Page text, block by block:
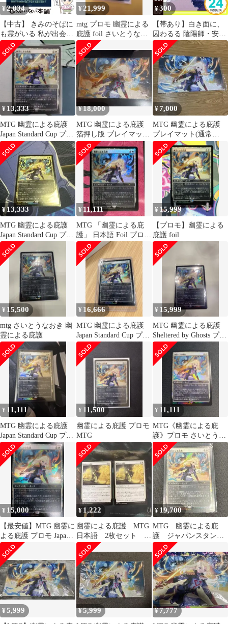
¥ 2,034
【中古】 きみのそばに
も霊がいる 私が出会っ
た幽霊・妖怪・妖精・
霊体たち / 岩崎 照皇 /
リヨン社
¥ 21,999
mtg プロモ 幽霊による
庇護 foil さいとうなお
き
¥300
【帯あり】白き面に、
囚わるる 陰陽師・安倍
晴明 (角川文庫) 結城 光
流; 伊東 七つ生_08
¥ 13,333
MTG 幽霊による庇護
Japan Standard Cup プロ
モ
¥18,000
MTG 幽霊による庇護
箔押し版 プレイマット
さいとうなおき
¥7,000
MTG 幽霊による庇護
プレイマット(通常
版) さいとうなおき
¥13,333
MTG 幽霊による庇護
Japan Standard Cup プロ
モ
¥ 11,111
MTG 「幽霊による庇
護」 日本語 Foil プロモ
さいとうなおき
¥ 15,999
【プロモ】幽霊による
庇護 foil
¥ 15,500
mtg さいとうなおき 幽
霊による庇護
¥ 16,666
MTG 幽霊による庇護
Japan Standard Cup プロ
モ
¥ 15,999
MTG 幽霊による庇護
Sheltered by Ghosts プロ
モ Foil
¥ 11,111
MTG 幽霊による庇護
Japan Standard Cup プロ
モ
¥ 11,500
幽霊による庇護 プロモ
MTG
¥ 11,111
MTG《幽霊による庇
護》プロモ さいとうな
おき
¥ 15,000
【最安値】MTG 幽霊に
よる庇護 プロモ Japan
Standard Cup
¥ 1,222
幽霊による庇護 MTG
日本語 2枚セット
DSK
¥ 19,700
MTG 幽霊による庇
護 ジャパンスタンダ
ードカッププロモ サ
リア さいとうなおき
¥5,999 ¥5,999 ¥7,777